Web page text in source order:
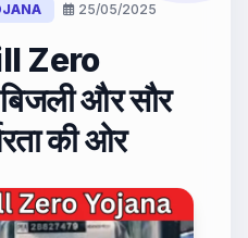
25/05/2025
Zero
और सौर
की ओर